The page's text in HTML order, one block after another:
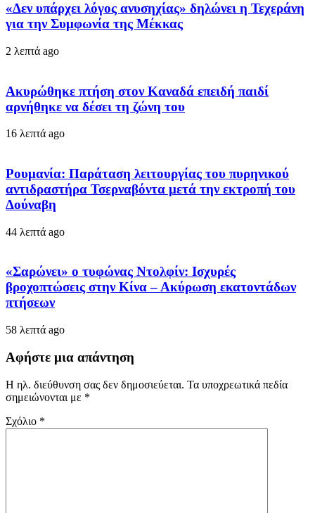
«Δεν υπάρχει λόγος ανυσηχίας» δηλώνει η Τεχεράνη
για την Συμφωνία της Μέκκας
2 λεπτά ago
Ακυρώθηκε πτήση στον Καναδά επειδή παιδί
αρνήθηκε να δέσει τη ζώνη του
16 λεπτά ago
Ρουμανία: Παράταση λειτουργίας του πυρηνικού
αντιδραστήρα Τσερναβόντα μετά την εκτροπή του
Δούναβη
44 λεπτά ago
«Σαρώνει» ο τυφώνας Ντολφίν: Ισχυρές
βροχοπτώσεις στην Κίνα – Ακύρωση εκατοντάδων
πτήσεων
58 λεπτά ago
Αφήστε μια απάντηση
Η ηλ. διεύθυνση σας δεν δημοσιεύεται. Τα υποχρεωτικά πεδία
σημειώνονται με *
Σχόλιο *